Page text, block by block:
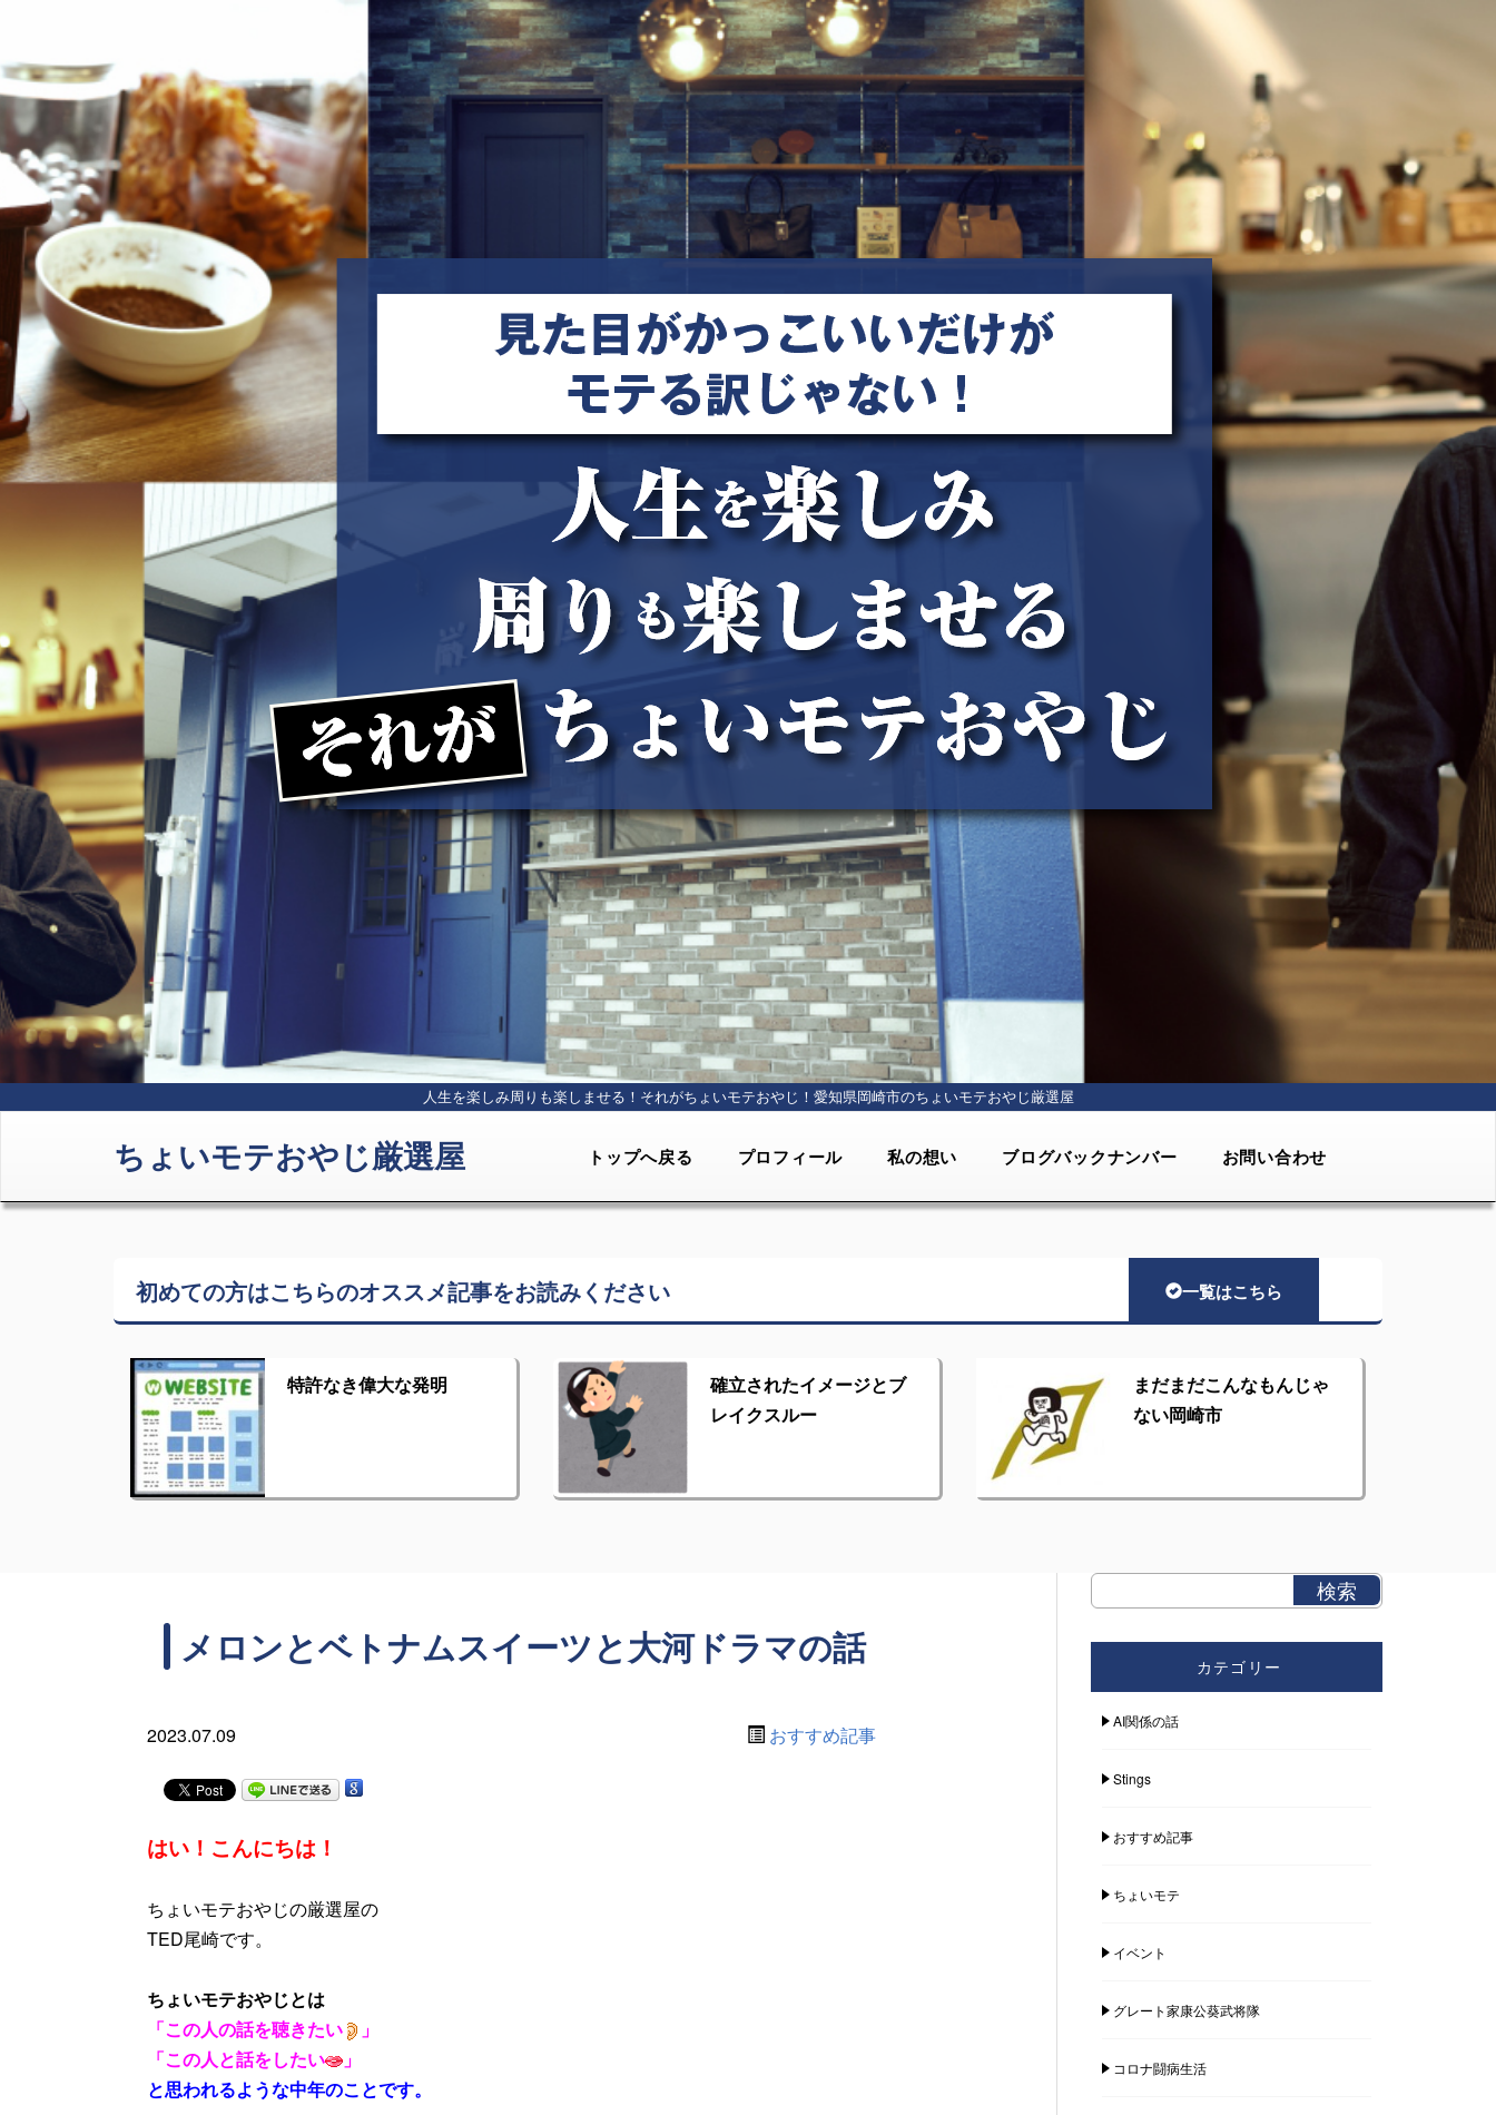
人生を楽しみ周りも楽しませる！それがちょいモテおやじ！ 愛知県岡崎市のちょいモテおやじ厳選屋
ちょいモテおやじ厳選屋 トップへ戻る プロフィール 私の想い ブログバックナンバー お問い合わせ
初めての方はこちらのオススメ記事をお読みください 一覧はこちら
特許なき偉大な発明
確立されたイメージとブ
レイクスルー
まだまだこんなもんじゃ
ない岡崎市
メロンとベトナムスイーツと大河ドラマの話
2023.07.09 おすすめ記事
はい！こんにちは！
ちょいモテおやじの厳選屋の
TED尾崎です。
ちょいモテおやじとは
「この人の話を聴きたい
」
「この人と話をしたい
」
と思われるような中年のことです。
カテゴリー
AI関係の話
Stings
おすすめ記事
ちょいモテ
イベント
グレート家康公葵武将隊
コロナ闘病生活